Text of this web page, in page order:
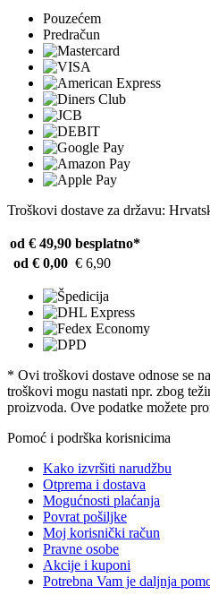
Pouzećem
Predračun
Troškovi dostave za državu:
od € 49,90 besplatno*
od € 0,00 € 6,90
* Ovi troškovi dostave odnose se
troškovi mogu nastati npr. zbog
proizvoda. Ove podatke možete
Pomoć i podrška korisnicima
Kako izvršiti narudžbu
Otprema i dostava
Mogućnosti plaćanja
Povrat pošiljke
Moj korisnički račun
Pravne osobe
Akcije i kuponi
Potrebna Vam je daljnja